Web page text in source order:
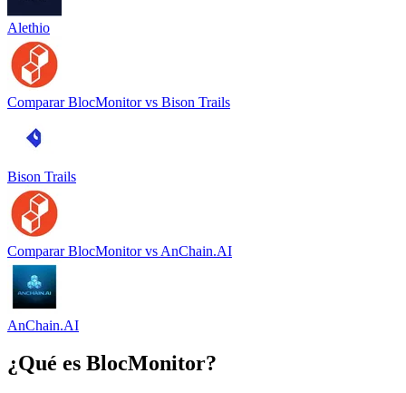
Alethio
Comparar BlocMonitorvs Bison Trails
Bison Trails
Comparar BlocMonitorvs AnChain.AI
AnChain.AI
¿Qué es BlocMonitor?